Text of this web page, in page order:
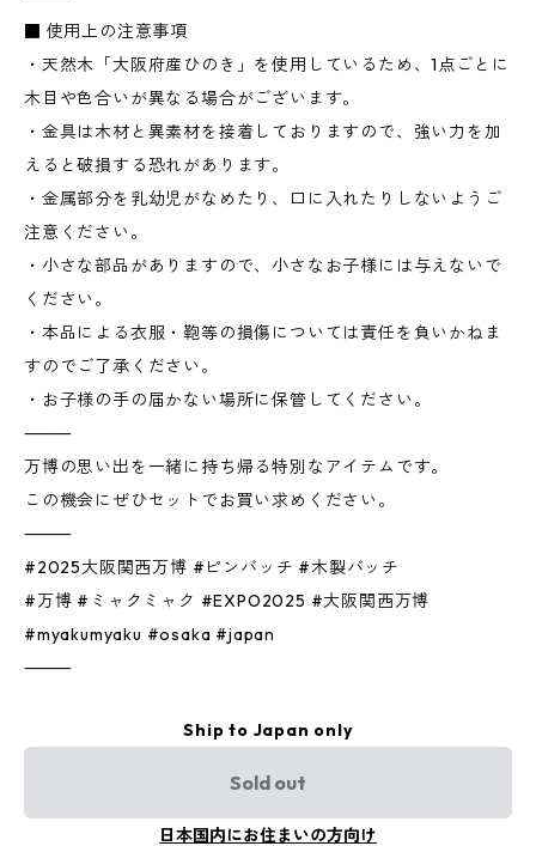
■ 使用上の注意事項
・天然木「大阪府産ひのき」を使用しているため、1点ごとに
木目や色合いが異なる場合がございます。
・金具は木材と異素材を接着しておりますので、強い力を加
えると破損する恐れがあります。
・金属部分を乳幼児がなめたり、口に入れたりしないようご
注意ください。
・小さな部品がありますので、小さなお子様には与えないで
ください。
・本品による衣服・鞄等の損傷については責任を負いかねま
すのでご了承ください。
・お子様の手の届かない場所に保管してください。
⸻
万博の思い出を一緒に持ち帰る特別なアイテムです。
この機会にぜひセットでお買い求めください。
⸻
#2025大阪関西万博 #ピンバッチ #木製バッチ
#万博 #ミャクミャク #EXPO2025 #大阪関西万博
#myakumyaku #osaka #japan
⸻
Ship to Japan only
Sold out
日本国内にお住まいの方向け